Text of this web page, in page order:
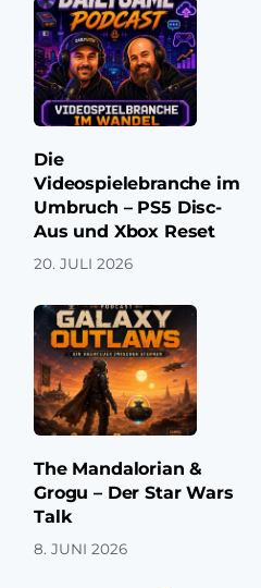
Die
Videospielebranche im
Umbruch – PS5 Disc-
Aus und Xbox Reset
20. JULI 2026
The Mandalorian &
Grogu – Der Star Wars
Talk
8. JUNI 2026